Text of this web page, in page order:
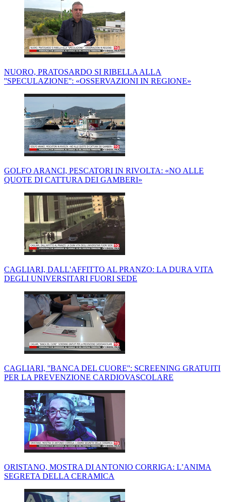
NUORO, PRATOSARDO SI RIBELLA ALLA
''SPECULAZIONE'': «OSSERVAZIONI IN REGIONE»
GOLFO ARANCI, PESCATORI IN RIVOLTA: «NO ALLE
QUOTE DI CATTURA DEI GAMBERI»
CAGLIARI, DALL'AFFITTO AL PRANZO: LA DURA VITA
DEGLI UNIVERSITARI FUORI SEDE
CAGLIARI, ''BANCA DEL CUORE'': SCREENING GRATUITI
PER LA PREVENZIONE CARDIOVASCOLARE
ORISTANO, MOSTRA DI ANTONIO CORRIGA: L’ANIMA
SEGRETA DELLA CERAMICA